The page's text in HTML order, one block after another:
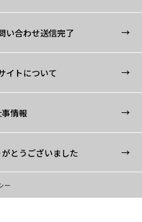
い合わせ送信完了
イトについて
情報
問い合わせ
とうございました
ー